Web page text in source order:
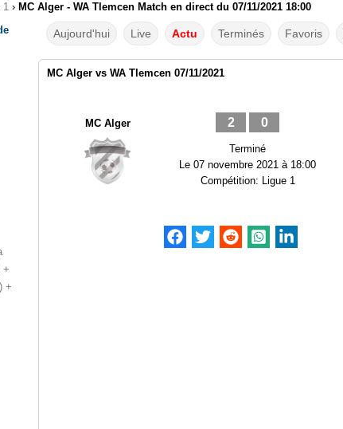
1 › MC Alger - WA Tlemcen Match en direct du 07/11/2021 18:00
+
+
Aujourd'hui Live Actu Terminés Favoris
MC Alger vs WA Tlemcen 07/11/2021
MC Alger 2 0
Terminé
Le 07 novembre 2021 à 18:00
Compétition: Ligue 1